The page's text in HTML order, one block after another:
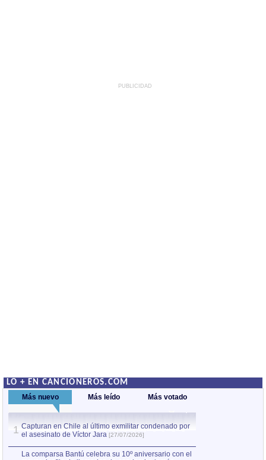
PUBLICIDAD
LO + EN CANCIONEROS.COM
Más nuevo Más leído Más votado
1 Capturan en Chile al último exmilitar condenado por
el asesinato de Víctor Jara [27/07/2026]
La comparsa Bantú celebra su 10º aniversario con el